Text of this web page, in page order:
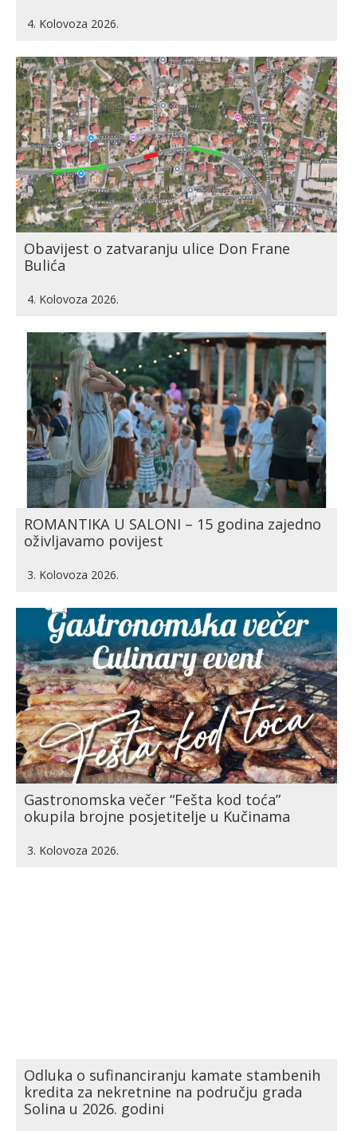
4. Kolovoza 2026.
Obavijest o zatvaranju ulice Don Frane
Bulića
4. Kolovoza 2026.
ROMANTIKA U SALONI – 15 godina zajedno
oživljavamo povijest
3. Kolovoza 2026.
Gastronomska večer “Fešta kod toća”
okupila brojne posjetitelje u Kučinama
3. Kolovoza 2026.
Odluka o sufinanciranju kamate stambenih
kredita za nekretnine na području grada
Solina u 2026. godini